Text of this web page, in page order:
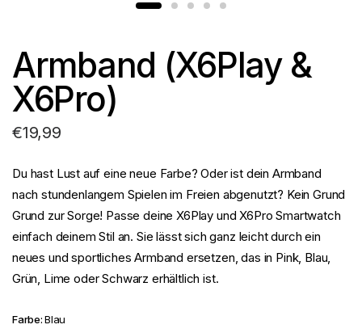
Armband (X6Play &
X6Pro)
€19,99
Du hast Lust auf eine neue Farbe? Oder ist dein Armband
nach stundenlangem Spielen im Freien abgenutzt? Kein Grund
Grund zur Sorge! Passe deine X6Play und X6Pro Smartwatch
einfach deinem Stil an. Sie lässt sich ganz leicht durch ein
neues und sportliches Armband ersetzen, das in Pink, Blau,
Grün, Lime oder Schwarz erhältlich ist.
Farbe:Blau